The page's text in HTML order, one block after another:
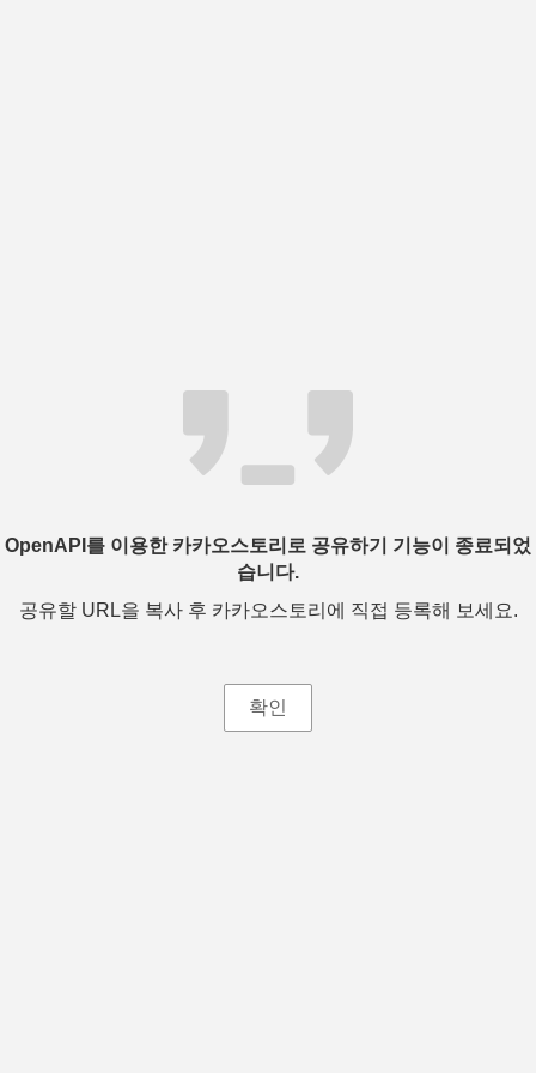
OpenAPI를 이용한 카카오스토리로 공유하기 기능이 종료되었
습니다.
공유할 URL을 복사 후 카카오스토리에 직접 등록해 보세요.
확인